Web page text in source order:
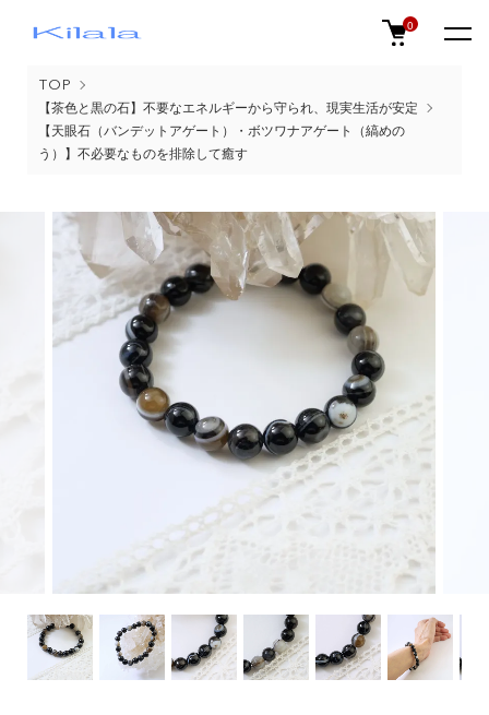
0
TOP
【茶色と黒の石】不要なエネルギーから守られ、現実生活が安定
【天眼石（バンデットアゲート）・ボツワナアゲート（縞めの
う）】不必要なものを排除して癒す